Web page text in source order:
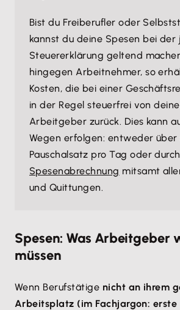
Bist du Freiberufler oder
kannst du deine Spesen bei der
Steuererklärung geltend
hingegen Arbeitnehmer, so
Kosten, die bei einer
in der Regel steuerfrei von
Arbeitgeber zurück. Dies kann
Wegen erfolgen: entweder über
Pauschalsatz pro Tag oder
Spesenabrechnung mitsamt
und Quittungen.
Spesen: Was Arbeitgeber
müssen
Wenn Berufstätige nicht an ihrem
Arbeitsplatz (im Fachjargon: erste